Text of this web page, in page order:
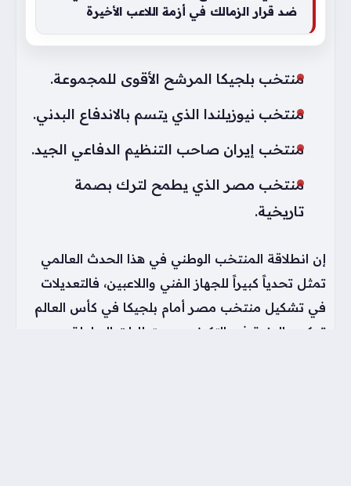
ضد قرار الزمالك في أزمة اللاعب الأخيرة
منتخب بلجيكا المرشح الأقوى للمجموعة.
منتخب نيوزيلندا الذي يتسم بالاندفاع البدني.
منتخب إيران صاحب التنظيم الدفاعي الجيد.
منتخب مصر الذي يطمح لترك بصمة
تاريخية.
إن انطلاقة المنتخب الوطني في هذا الحدث العالمي
تمثل تحدياً كبيراً للجهاز الفني واللاعبين، فالتعديلات
في تشكيل منتخب مصر أمام بلجيكا في كأس العالم
تعكس الرغبة في التكيف مع متطلبات البطولة، ومن